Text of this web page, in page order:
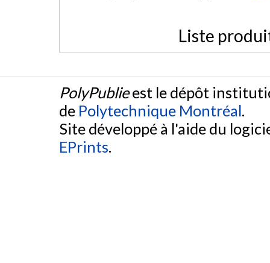
Liste
PolyPublieest le dépôt
de Polytechnique Montréal.
Site développé à l'aide du
EPrints.